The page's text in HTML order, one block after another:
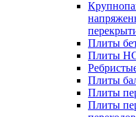
Плиты
Плиты
Плиты
Плиты
Плиты